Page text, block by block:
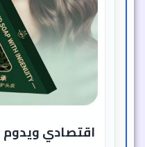
اقتصادي ويدوم